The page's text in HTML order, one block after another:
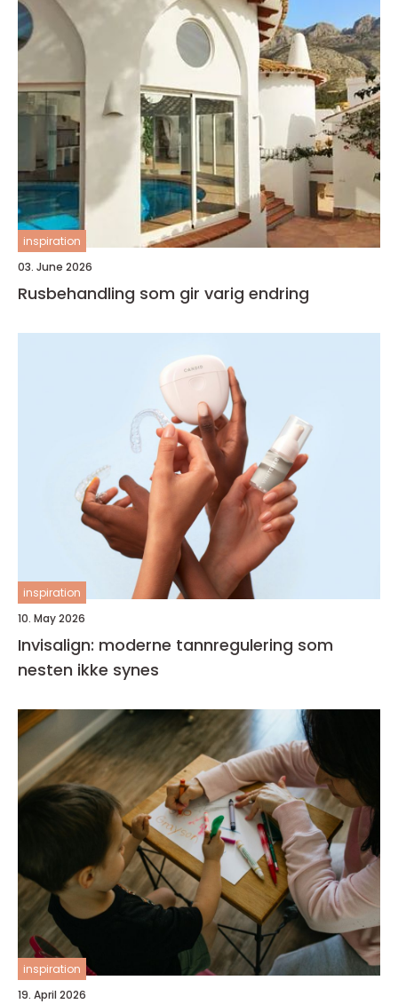
inspiration
03. June 2026
Rusbehandling som gir varig endring
inspiration
10. May 2026
Invisalign: moderne tannregulering som
nesten ikke synes
inspiration
19. April 2026